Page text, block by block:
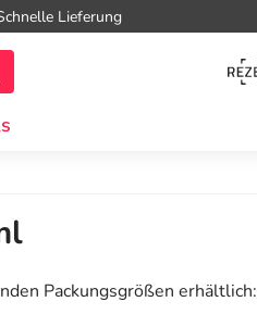
Lieferung
Packungsgrößen erhältlich: